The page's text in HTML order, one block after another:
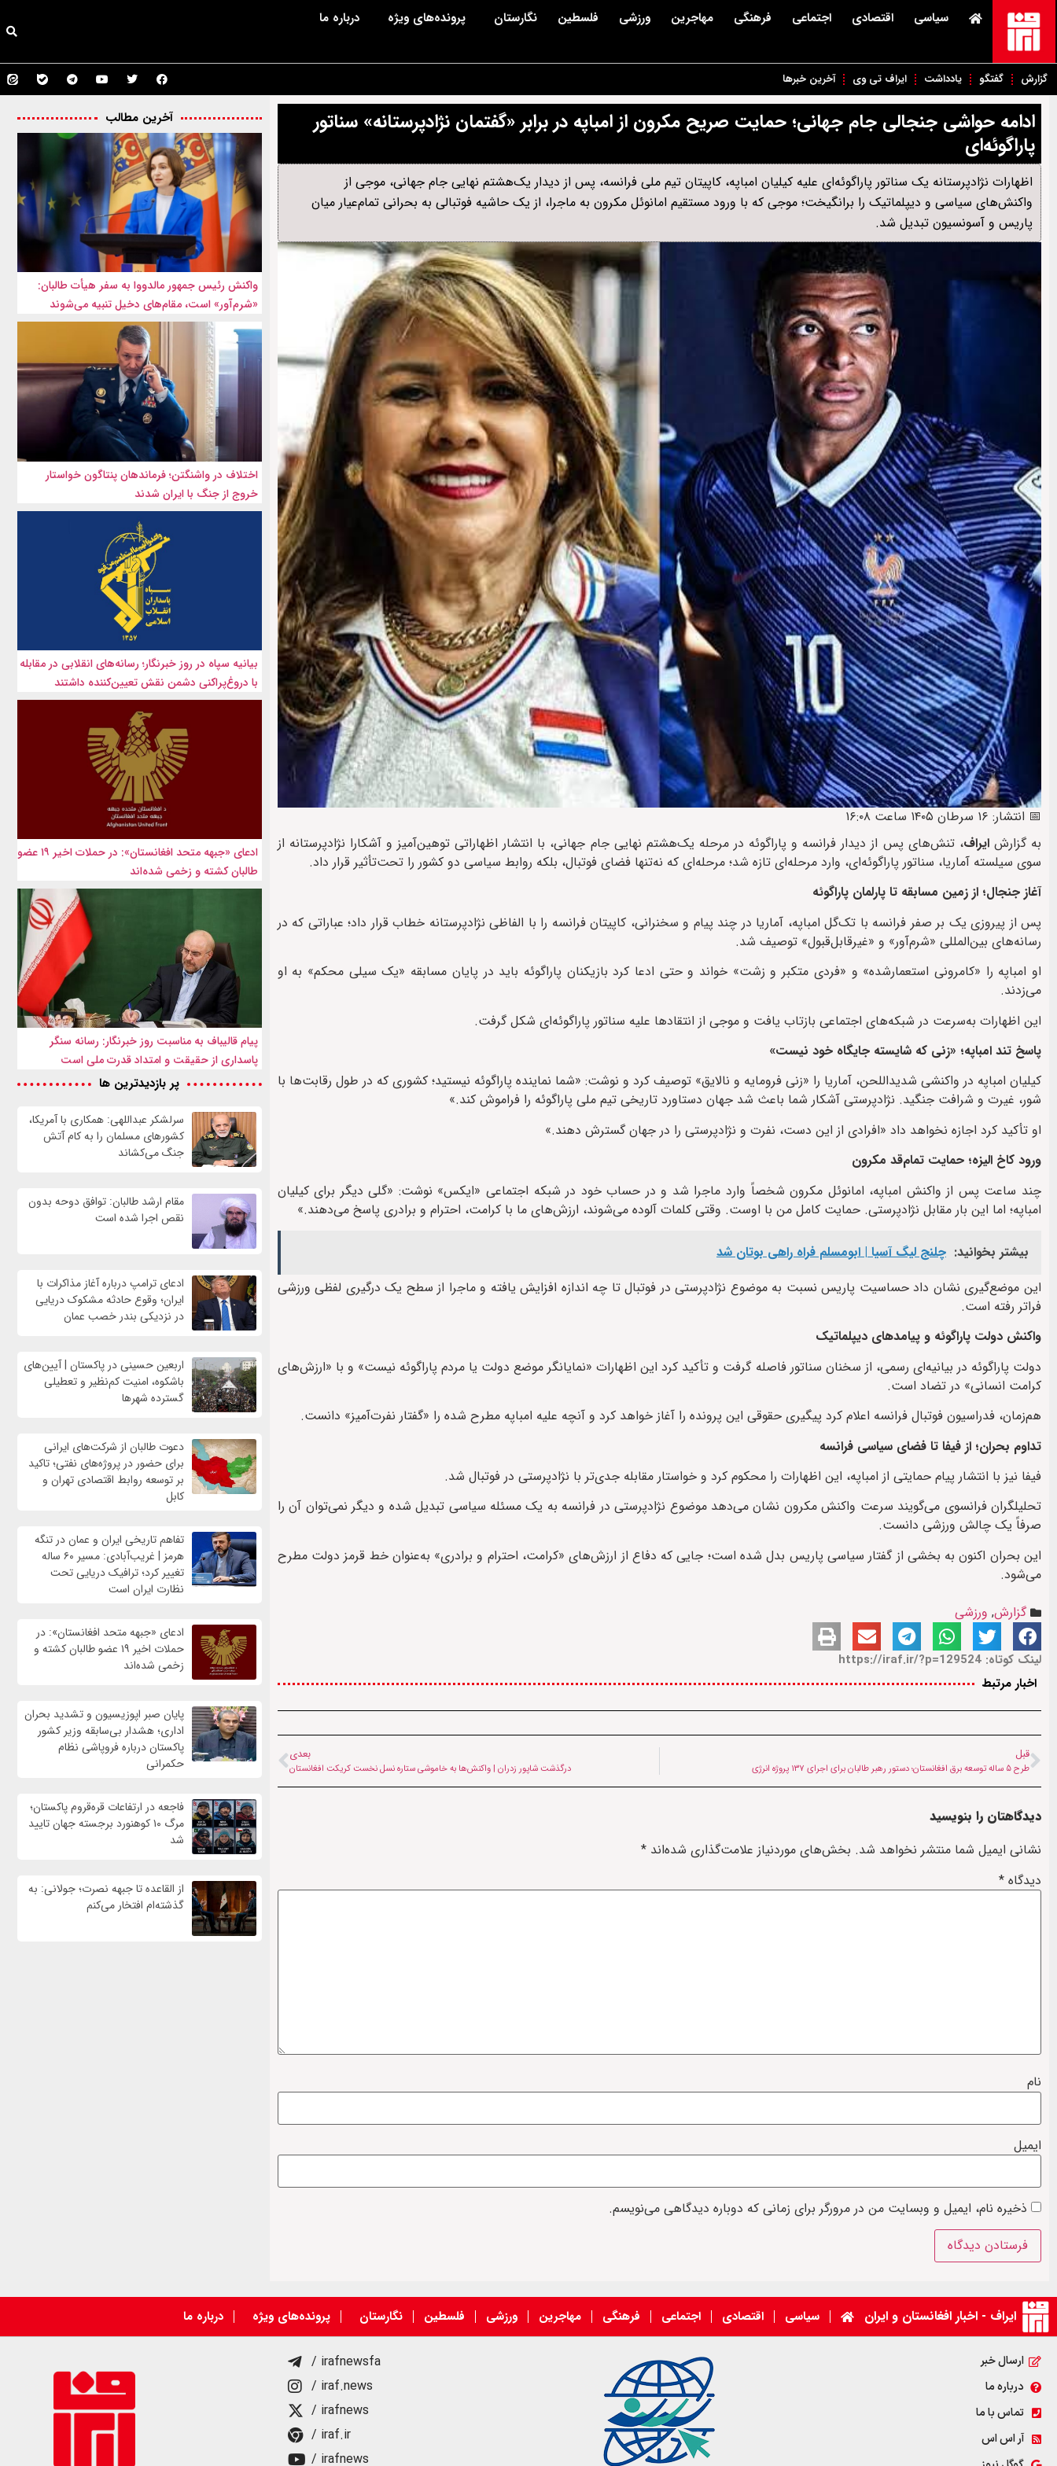
سیاسی اقتصادی اجتماعی فرهنگی مهاجرین ورزشی فلسطین نگارستان پرونده‌های ویژه درباره ما
گزارش گفتگو یادداشت ایراف تی وی آخرین خبرها
ادامه حواشی جنجالی جام جهانی؛ حمایت صریح مکرون از امباپه در برابر «گفتمان نژادپرستانه» سناتور
پاراگوئه‌ای
اظهارات نژادپرستانه یک سناتور پاراگوئه‌ای علیه کیلیان امباپه، کاپیتان تیم ملی فرانسه، پس از دیدار یک‌هشتم نهایی جام جهانی، موجی از
واکنش‌های سیاسی و دیپلماتیک را برانگیخت؛ موجی که با ورود مستقیم امانوئل مکرون به ماجرا، از یک حاشیه فوتبالی به بحرانی تمام‌عیار میان
پاریس و آسونسیون تبدیل شد.
📅 انتشار: ۱۶ سرطان ۱۴۰۵ ساعت ۱۶:۰۸
به گزارشایراف، تنش‌های پس از دیدار فرانسه و پاراگوئه در مرحله یک‌هشتم نهایی جام جهانی، با انتشار اظهاراتی توهین‌آمیز و آشکارا نژادپرستانه از
سوی سیلسته آماریا، سناتور پاراگوئه‌ای، وارد مرحله‌ای تازه شد؛ مرحله‌ای که نه‌تنها فضای فوتبال، بلکه روابط سیاسی دو کشور را تحت‌تأثیر قرار داد.
آغاز جنجال؛ از زمین مسابقه تا پارلمان پاراگوئه
پس از پیروزی یک بر صفر فرانسه با تک‌گل امباپه، آماریا در چند پیام و سخنرانی، کاپیتان فرانسه را با الفاظی نژادپرستانه خطاب قرار داد؛ عباراتی که در
رسانه‌های بین‌المللی «شرم‌آور» و «غیرقابل‌قبول» توصیف شد.
او امباپه را «کامرونی استعمارشده» و «فردی متکبر و زشت» خواند و حتی ادعا کرد بازیکنان پاراگوئه باید در پایان مسابقه «یک سیلی محکم» به او
می‌زدند.
این اظهارات به‌سرعت در شبکه‌های اجتماعی بازتاب یافت و موجی از انتقادها علیه سناتور پاراگوئه‌ای شکل گرفت.
پاسخ تند امباپه؛ «زنی که شایسته جایگاه خود نیست»
کیلیان امباپه در واکنشی شدیداللحن، آماریا را «زنی فرومایه و نالایق» توصیف کرد و نوشت: «شما نماینده پاراگوئه نیستید؛ کشوری که در طول رقابت‌ها با
شور، غیرت و شرافت جنگید. نژادپرستی آشکار شما باعث شد جهان دستاورد تاریخی تیم ملی پاراگوئه را فراموش کند.»
او تأکید کرد اجازه نخواهد داد «افرادی از این دست، نفرت و نژادپرستی را در جهان گسترش دهند.»
ورود کاخ الیزه؛ حمایت تمام‌قد مکرون
چند ساعت پس از واکنش امباپه، امانوئل مکرون شخصاً وارد ماجرا شد و در حساب خود در شبکه اجتماعی «ایکس» نوشت: «گلی دیگر برای کیلیان
امباپه؛ اما این بار مقابل نژادپرستی. حمایت کامل من با اوست. وقتی کلمات آلوده می‌شوند، ارزش‌های ما با کرامت، احترام و برادری پاسخ می‌دهند.»
بیشتر بخوانید: چلنج لیگ آسیا | ابومسلم فراه راهی بوتان شد
این موضع‌گیری نشان داد حساسیت پاریس نسبت به موضوع نژادپرستی در فوتبال تا چه اندازه افزایش یافته و ماجرا از سطح یک درگیری لفظی ورزشی
فراتر رفته است.
واکنش دولت پاراگوئه و پیامدهای دیپلماتیک
دولت پاراگوئه در بیانیه‌ای رسمی، از سخنان سناتور فاصله گرفت و تأکید کرد این اظهارات «نمایانگر موضع دولت یا مردم پاراگوئه نیست» و با «ارزش‌های
کرامت انسانی» در تضاد است.
هم‌زمان، فدراسیون فوتبال فرانسه اعلام کرد پیگیری حقوقی این پرونده را آغاز خواهد کرد و آنچه علیه امباپه مطرح شده را «گفتار نفرت‌آمیز» دانست.
تداوم بحران؛ از فیفا تا فضای سیاسی فرانسه
فیفا نیز با انتشار پیام حمایتی از امباپه، این اظهارات را محکوم کرد و خواستار مقابله جدی‌تر با نژادپرستی در فوتبال شد.
تحلیلگران فرانسوی می‌گویند سرعت واکنش مکرون نشان می‌دهد موضوع نژادپرستی در فرانسه به یک مسئله سیاسی تبدیل شده و دیگر نمی‌توان آن را
صرفاً یک چالش ورزشی دانست.
این بحران اکنون به بخشی از گفتار سیاسی پاریس بدل شده است؛ جایی که دفاع از ارزش‌های «کرامت، احترام و برادری» به‌عنوان خط قرمز دولت مطرح
می‌شود.
گزارش, ورزشی
لینک کوتاه: https://iraf.ir/?p=129524
اخبار مرتبط
قبل
طرح ۵ ساله توسعه برق افغانستان؛ دستور رهبر طالبان برای اجرای ۱۳۷ پروژه انرژی
بعدی
درگذشت شاپور زدران | واکنش‌ها به خاموشی ستاره نسل نخست کریکت افغانستان
دیدگاهتان را بنویسید
نشانی ایمیل شما منتشر نخواهد شد. بخش‌های موردنیاز علامت‌گذاری شده‌اند *
دیدگاه *
نام
ایمیل
ذخیره نام، ایمیل و وبسایت من در مرورگر برای زمانی که دوباره دیدگاهی می‌نویسم.
آخرین مطالب
واکنش رئیس جمهور مالدووا به سفر هیأت طالبان:
«شرم‌آور» است، مقام‌های دخیل تنبیه می‌شوند
اختلاف در واشنگتن؛ فرماندهان پنتاگون خواستار
خروج از جنگ با ایران شدند
بیانیه سپاه در روز خبرنگار؛ رسانه‌های انقلابی در مقابله
با دروغ‌پراکنی دشمن نقش تعیین‌کننده داشتند
ادعای «جبهه متحد افغانستان»: در حملات اخیر ۱۹ عضو
طالبان کشته و زخمی شده‌اند
پیام قالیباف به مناسبت روز خبرنگار: رسانه سنگر
پاسداری از حقیقت و امتداد قدرت ملی است
پر بازدیدترین ها
سرلشکر عبداللهی: همکاری با آمریکا،
کشورهای مسلمان را به کام آتش
جنگ می‌کشاند
مقام ارشد طالبان: توافق دوحه بدون
نقص اجرا شده است
ادعای ترامپ درباره آغاز مذاکرات با
ایران؛ وقوع حادثه مشکوک دریایی
در نزدیکی بندر خصب عمان
اربعین حسینی در پاکستان | آیین‌های
باشکوه، امنیت کم‌نظیر و تعطیلی
گسترده شهرها
دعوت طالبان از شرکت‌های ایرانی
برای حضور در پروژه‌های نفتی؛ تاکید
بر توسعه روابط اقتصادی تهران و
کابل
تفاهم تاریخی ایران و عمان در تنگه
هرمز | غریب‌آبادی: مسیر ۶۰ ساله
تغییر کرد؛ ترافیک دریایی تحت
نظارت ایران است
ادعای «جبهه متحد افغانستان»: در
حملات اخیر ۱۹ عضو طالبان کشته و
زخمی شده‌اند
پایان صبر اپوزیسیون و تشدید بحران
اداری؛ هشدار بی‌سابقه وزیر کشور
پاکستان درباره فروپاشی نظام
حکمرانی
فاجعه در ارتفاعات قره‌قروم پاکستان؛
مرگ ۱۰ کوهنورد برجسته جهان تایید
شد
از القاعده تا جبهه نصرت؛ جولانی: به
گذشته‌ام افتخار می‌کنم
ایراف - اخبار افغانستان و ایران سیاسی اقتصادی اجتماعی فرهنگی مهاجرین ورزشی فلسطین نگارستان پرونده‌های ویژه درباره ما
ارسال خبر
درباره ما
تماس با ما
آر اس اس
/ irafnewsfa
/ iraf.news
/ irafnews
/ iraf.ir
/ irafnews